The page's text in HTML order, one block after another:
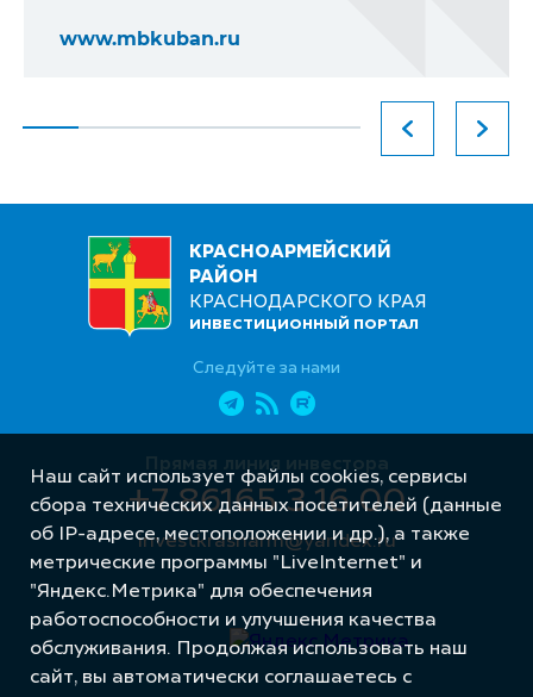
www.mbkuban.ru
КРАСНОАРМЕЙСКИЙ
РАЙОН
КРАСНОДАРСКОГО КРАЯ
ИНВЕСТИЦИОННЫЙ ПОРТАЛ
Следуйте за нами
Прямая линия инвестора
+7 86165 3 16 00
investkrasnarm@yandex.ru
Наш сайт использует файлы cookies, сервисы
сбора технических данных посетителей (данные
об IP-адресе, местоположении и др.), а также
метрические программы "LiveInternet" и
"Яндекс.Метрика" для обеспечения
работоспособности и улучшения качества
обслуживания. Продолжая использовать наш
сайт, вы автоматически соглашаетесь с